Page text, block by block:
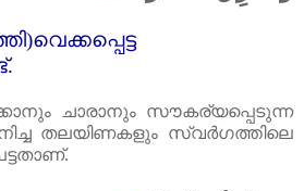
ചാരാനും സൗകര്യപ്പെടുന്ന
തലയിണകളും സ്വർഗത്തിലെ